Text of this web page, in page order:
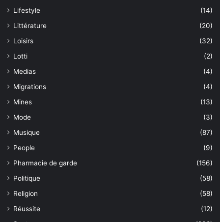
Lifestyle
(14)
Littérature
(20)
Loisirs
(32)
Lotti
(2)
Medias
(4)
Migrations
(4)
Mines
(13)
Mode
(3)
Musique
(87)
People
(9)
Pharmacie de garde
(156)
Politique
(58)
Religion
(58)
Réussite
(12)